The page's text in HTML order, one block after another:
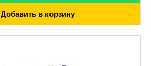
Добавить в корзину